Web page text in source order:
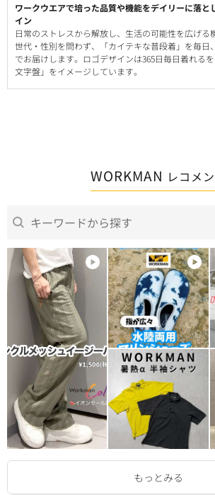
ワークウエアで培った品質や機能をデイリーに落と
イン
日常のストレスから解放し、生活の可能性を広げる
世代・性別を問わず、「カイテキな普段着」を毎日
でお届けします。ロゴデザインは365日毎日着れる
文字盤」をイメージしています。
WORKMAN レコメ